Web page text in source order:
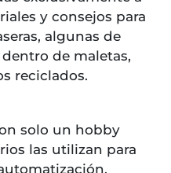
y consejos para
algunas de
de maletas,
reciclados.
solo un hobby
las utilizan para